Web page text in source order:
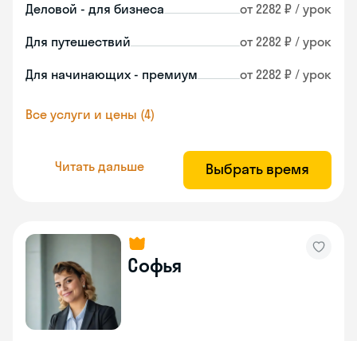
Деловой - для бизнеса от 2282 ₽ / урок
Для путешествий от 2282 ₽ / урок
Для начинающих - премиум от 2282 ₽ / урок
Все услуги и цены (4)
Читать дальше Выбрать время
Софья